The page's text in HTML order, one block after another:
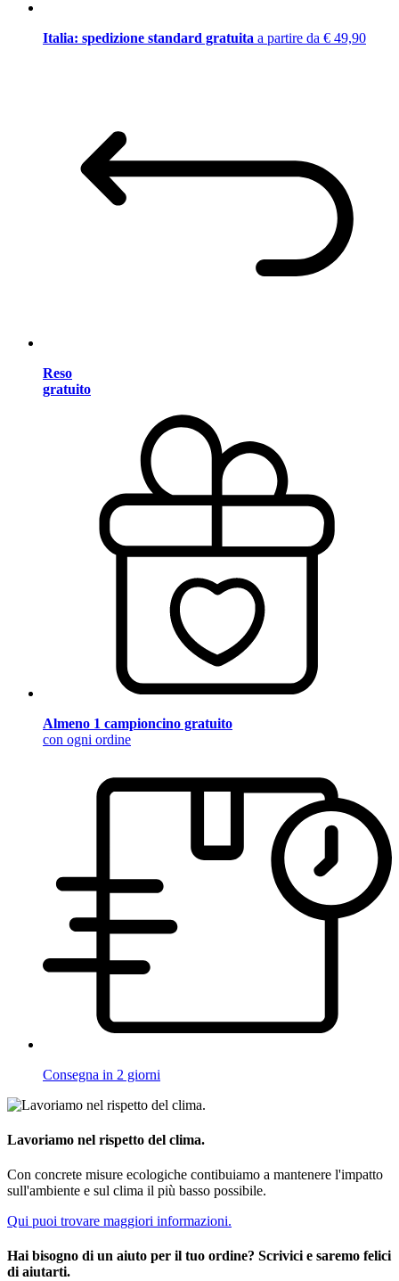
Italia: spedizione standard gratuita a partire da € 49,90
Reso
gratuito
Almeno 1 campioncino gratuito
con ogni ordine
Consegna in 2 giorni
Lavoriamo nel rispetto del clima.
Con concrete misure ecologiche contibuiamo a mantenere l'impatto
sull'ambiente e sul clima il più basso possibile.
Qui puoi trovare maggiori informazioni.
Hai bisogno di un aiuto per il tuo ordine? Scrivici e saremo felici
di aiutarti.